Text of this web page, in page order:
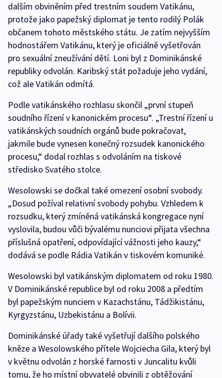
dalším obviněním před trestním soudem Vatikánu,
protože jako papežský diplomat je tento rodilý Polák
občanem tohoto městského státu. Je zatím nejvyšším
hodnostářem Vatikánu, který je oficiálně vyšetřován
pro sexuální zneužívání dětí. Loni byl z Dominikánské
republiky odvolán. Karibský stát požaduje jeho vydání,
což ale Vatikán odmítá.
Podle vatikánského rozhlasu skončil „první stupeň
soudního řízení v kanonickém procesu“. „Trestní řízení u
vatikánských soudních orgánů bude pokračovat,
jakmile bude vynesen konečný rozsudek kanonického
procesu,“ dodal rozhlas s odvoláním na tiskové
středisko Svatého stolce.
Wesolowski se dočkal také omezení osobní svobody.
„Dosud požíval relativní svobody pohybu. Vzhledem k
rozsudku, který zmíněná vatikánská kongregace nyní
vyslovila, budou vůči bývalému nunciovi přijata všechna
příslušná opatření, odpovídající vážnosti jeho kauzy,“
dodává se podle Rádia Vatikán v tiskovém komuniké.
Wesolowski byl vatikánským diplomatem od roku 1980.
V Dominikánské republice byl od roku 2008 a předtím
byl papežským nunciem v Kazachstánu, Tádžikistánu,
Kyrgyzstánu, Uzbekistánu a Bolívii.
Dominikánské úřady také vyšetřují dalšího polského
kněze a Wesolowského přítele Wojciecha Gila, který byl
v květnu odvolán z horské farnosti v Juncalitu kvůli
tomu, že ho místní obyvatelé obvinili z obtěžování